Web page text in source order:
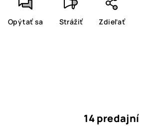
Opýtať sa Strážiť Zdieľať
14 predajní